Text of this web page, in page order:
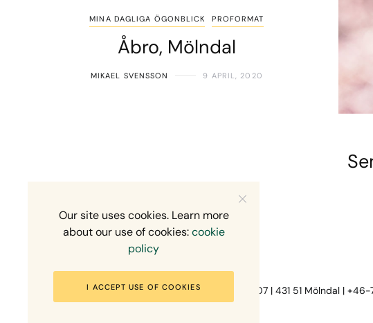
MINA DAGLIGA ÖGONBLICK PROFORMAT
Åbro, Mölndal
MIKAEL SVENSSON 9 APRIL, 2020
Fotograf Mikael Svensson | Gundefjällsgatan 407 | 431 51 Mölndal |
Our site uses cookies. Learn more
about our use of cookies:cookie
policy
I ACCEPT USE OF COOKIES